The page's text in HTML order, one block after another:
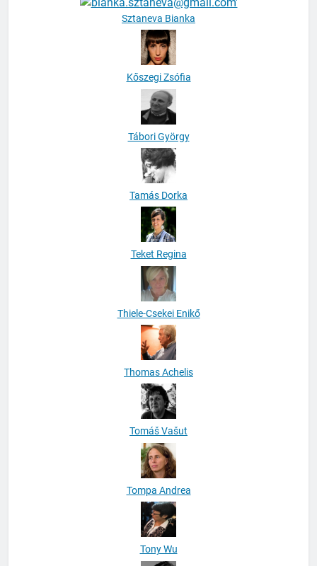
Sztaneva Bianka
Kőszegi Zsófia
Tábori György
Tamás Dorka
Teket Regina
Thiele-Csekei Enikő
Thomas Achelis
Tomáš Vašut
Tompa Andrea
Tony Wu